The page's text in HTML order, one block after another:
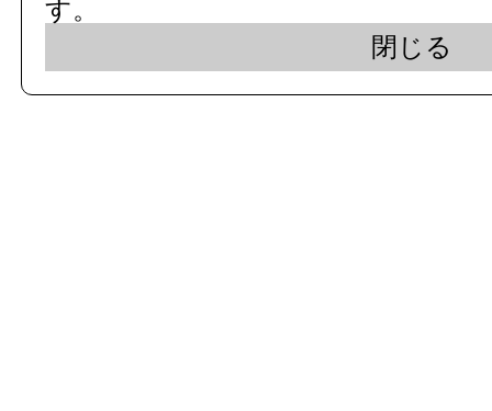
表示モード： モバ
す。
閉じる